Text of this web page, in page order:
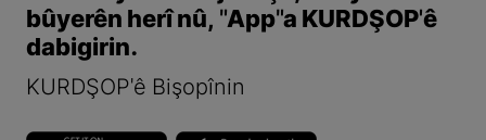
bûyerên herî nû, "App"a KURDŞOP'ê
dabigirin.
KURDŞOP'ê Bişopînin